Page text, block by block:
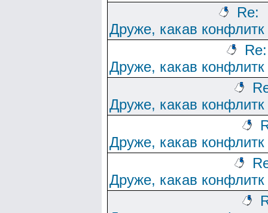
Re:
Друже, какав конфлитк
Re:
Друже, какав конфлитк
Друже, какав конфлитк
Друже, какав конфлитк
Друже, какав конфлитк